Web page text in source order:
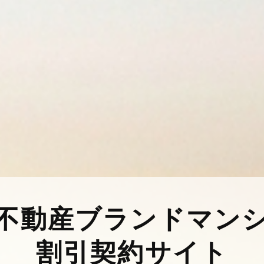
動産ブランドマン
割引契約サイト